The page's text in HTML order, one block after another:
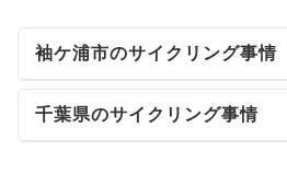
袖ケ浦市のサイクリング事情
千葉県のサイクリング事情